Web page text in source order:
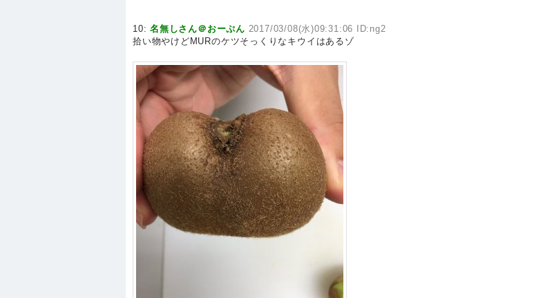
10:名無しさん＠おーぷん 2017/03/08(水)09:31:06 ID:ng2
拾い物やけどMURのケツそっくりなキウイはあるゾ